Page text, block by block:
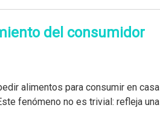
del consumidor
alimentos para consumir en casa
fenómeno no es trivial: refleja una